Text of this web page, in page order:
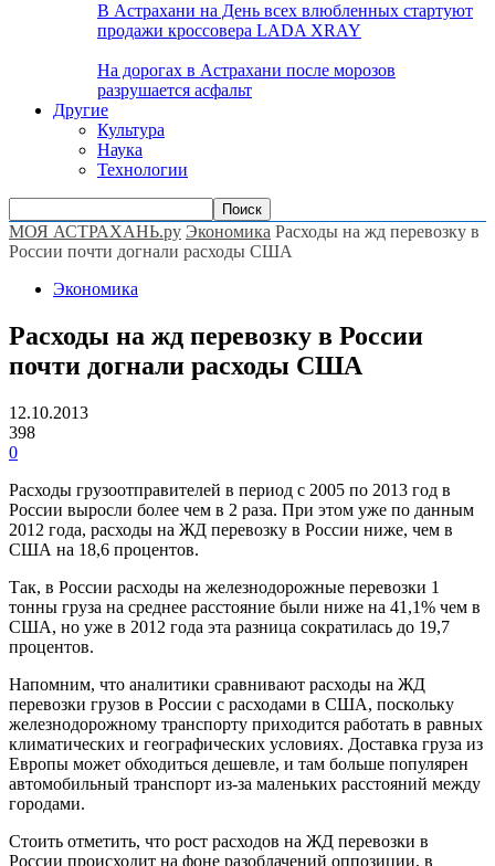
В Астрахани на День всех влюбленных стартуют
продажи кроссовера LADA XRAY
На дорогах в Астрахани после морозов
разрушается асфальт
Другие
Культура
Наука
Технологии
МОЯ АСТРАХАНЬ.ру Экономика Расходы на жд перевозку в
России почти догнали расходы США
Экономика
Расходы на жд перевозку в России
почти догнали расходы США
12.10.2013
398
0
Расходы грузоотправителей в период с 2005 по 2013 год в
России выросли более чем в 2 раза. При этом уже по данным
2012 года, расходы на ЖД перевозку в России ниже, чем в
США на 18,6 процентов.
Так, в России расходы на железнодорожные перевозки 1
тонны груза на среднее расстояние были ниже на 41,1% чем в
США, но уже в 2012 года эта разница сократилась до 19,7
процентов.
Напомним, что аналитики сравнивают расходы на ЖД
перевозки грузов в России с расходами в США, поскольку
железнодорожному транспорту приходится работать в равных
климатических и географических условиях. Доставка груза из
Европы может обходиться дешевле, и там больше популярен
автомобильный транспорт из-за маленьких расстояний между
городами.
Стоить отметить, что рост расходов на ЖД перевозки в
России происходит на фоне разоблачений оппозиции, в